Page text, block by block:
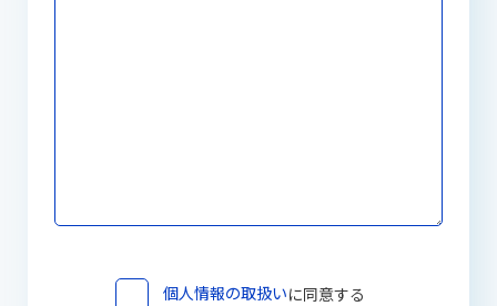
個人情報の取扱いに同意する